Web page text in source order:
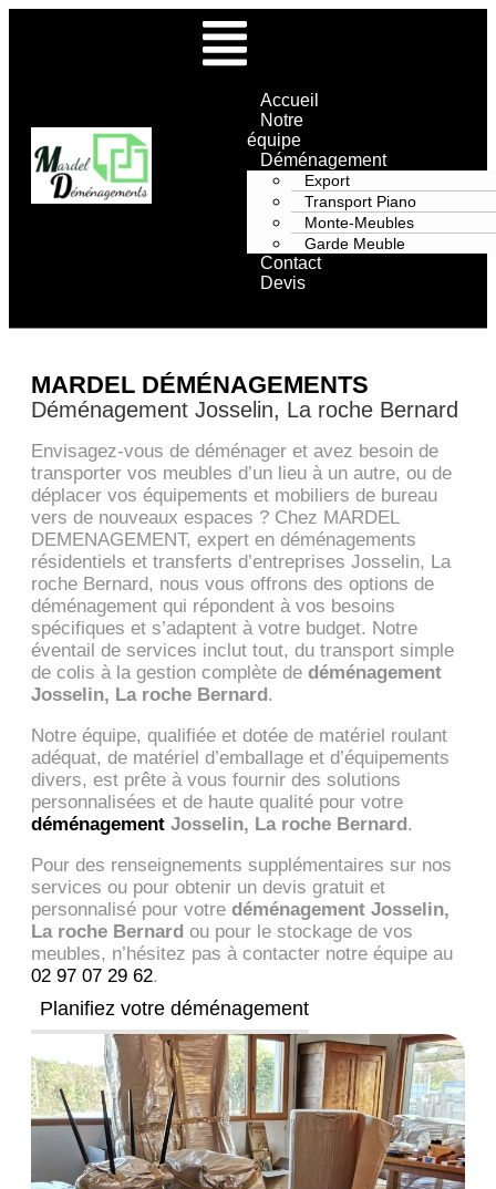
Accueil
Notre
équipe
Déménagement
Export
Transport Piano
Monte-Meubles
Garde Meuble
Contact
Devis
MARDEL DÉMÉNAGEMENTS
Déménagement Josselin, La roche Bernard
Envisagez-vous de déménager et avez besoin de
transporter vos meubles d’un lieu à un autre, ou de
déplacer vos équipements et mobiliers de bureau
vers de nouveaux espaces ? Chez MARDEL
DEMENAGEMENT, expert en déménagements
résidentiels et transferts d’entreprises Josselin, La
roche Bernard, nous vous offrons des options de
déménagement qui répondent à vos besoins
spécifiques et s’adaptent à votre budget. Notre
éventail de services inclut tout, du transport simple
de colis à la gestion complète de déménagement
Josselin, La roche Bernard.
Notre équipe, qualifiée et dotée de matériel roulant
adéquat, de matériel d’emballage et d’équipements
divers, est prête à vous fournir des solutions
personnalisées et de haute qualité pour votre
déménagement Josselin, La roche Bernard.
Pour des renseignements supplémentaires sur nos
services ou pour obtenir un devis gratuit et
personnalisé pour votre déménagement Josselin,
La roche Bernard ou pour le stockage de vos
meubles, n’hésitez pas à contacter notre équipe au
02 97 07 29 62.
Planifiez votre déménagement